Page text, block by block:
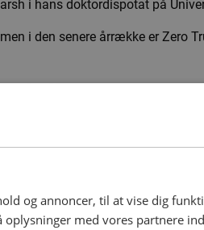
i hans doktordispotat på
i den senere årrække er Zero
og dermed at få implementeret
er forbundet til en
til enkelte områder og
og annoncer, til at vise dig
oplysninger med vores partnere